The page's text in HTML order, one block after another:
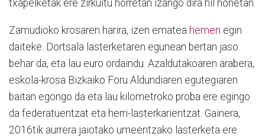
txapelketak ere zirkuitu horretan izango dira hil honetan.
Zamudioko krosaren harira, izen ematea hemen egin
daiteke. Dortsala lasterketaren egunean bertan jaso
behar da, eta lau euro ordaindu. Azaldutakoaren arabera,
eskola-krosa Bizkaiko Foru Aldundiaren egutegiaren
baitan egongo da eta lau kilometroko proba ere egingo
da federatuentzat eta herri-lasterkarientzat. Gainera,
2016tik aurrera jaiotako umeentzako lasterketa ere